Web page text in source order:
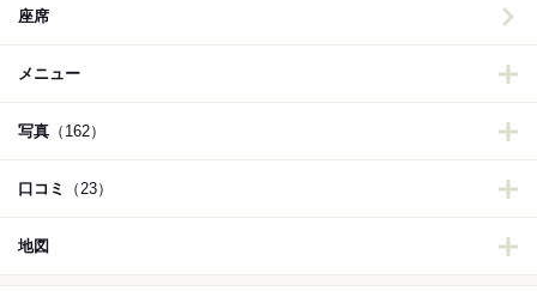
座席
メニュー
写真 （162）
口コミ （23）
地図